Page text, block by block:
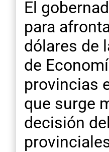
El
para
dólares de
de
provincias
que surge
decisión